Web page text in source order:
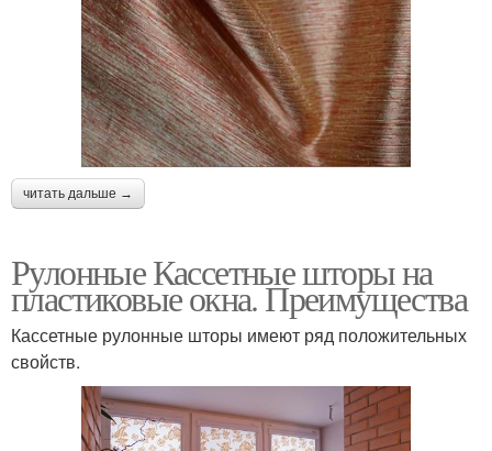
читать дальше →
Рулонные Кассетные шторы на
пластиковые окна. Преимущества
Кассетные рулонные шторы имеют ряд положительных
свойств.